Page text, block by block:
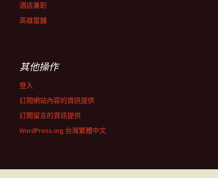
酒店兼职
高雄當舖
其他操作
登入
訂閱網站內容的資訊提供
訂閱留言的資訊提供
WordPress.org 台灣繁體中文